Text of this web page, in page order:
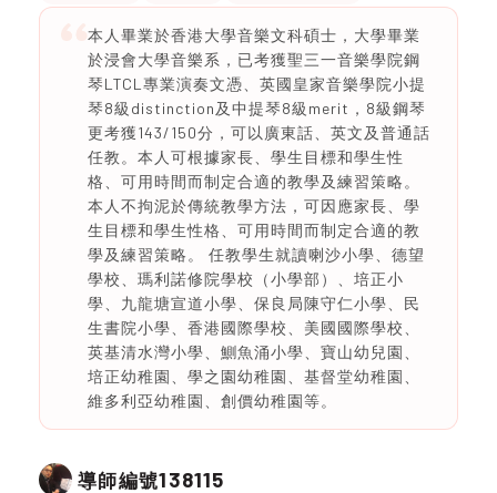
本人畢業於香港大學音樂文科碩士，大學畢業
於浸會大學音樂系，已考獲聖三一音樂學院鋼
琴LTCL專業演奏文憑、英國皇家音樂學院小提
琴8級distinction及中提琴8級merit，8級鋼琴
更考獲143/150分，可以廣東話、英文及普通話
任教。本人可根據家長、學生目標和學生性
格、可用時間而制定合適的教學及練習策略。
本人不拘泥於傳統教學方法，可因應家長、學
生目標和學生性格、可用時間而制定合適的教
學及練習策略。 任教學生就讀喇沙小學、德望
學校、瑪利諾修院學校（小學部）、培正小
學、九龍塘宣道小學、保良局陳守仁小學、民
生書院小學、香港國際學校、美國國際學校、
英基清水灣小學、鰂魚涌小學、寶山幼兒園、
培正幼稚園、學之園幼稚園、基督堂幼稚園、
維多利亞幼稚園、創價幼稚園等。
導師編號138115